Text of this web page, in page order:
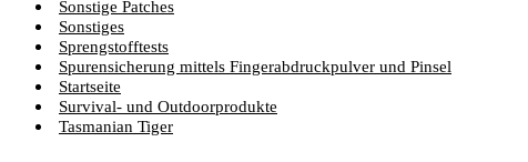
Sonstige Patches
Sonstiges
Sprengstofftests
Spurensicherung mittels Fingerabdruckpulver und Pinsel
Startseite
Survival- und Outdoorprodukte
Tasmanian Tiger